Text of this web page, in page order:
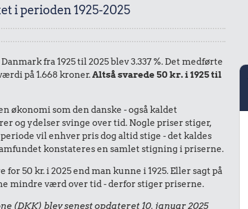
i perioden 1925-2025
fra 1925 til 2025 blev 3.337 %. Det medførte
på 1.668 kroner.Altså svarede 50 kr. i 1925 til
økonomi som den danske - også kaldet
og ydelser svinge over tid. Nogle priser stiger,
vil enhver pris dog altid stige - det kaldes
konstateres en samlet stigning i priserne.
50 kr. i 2025 end man kunne i 1925. Eller sagt på
mindre værd over tid - derfor stiger priserne.
(DKK) blev senest opdateret 10. januar 2025